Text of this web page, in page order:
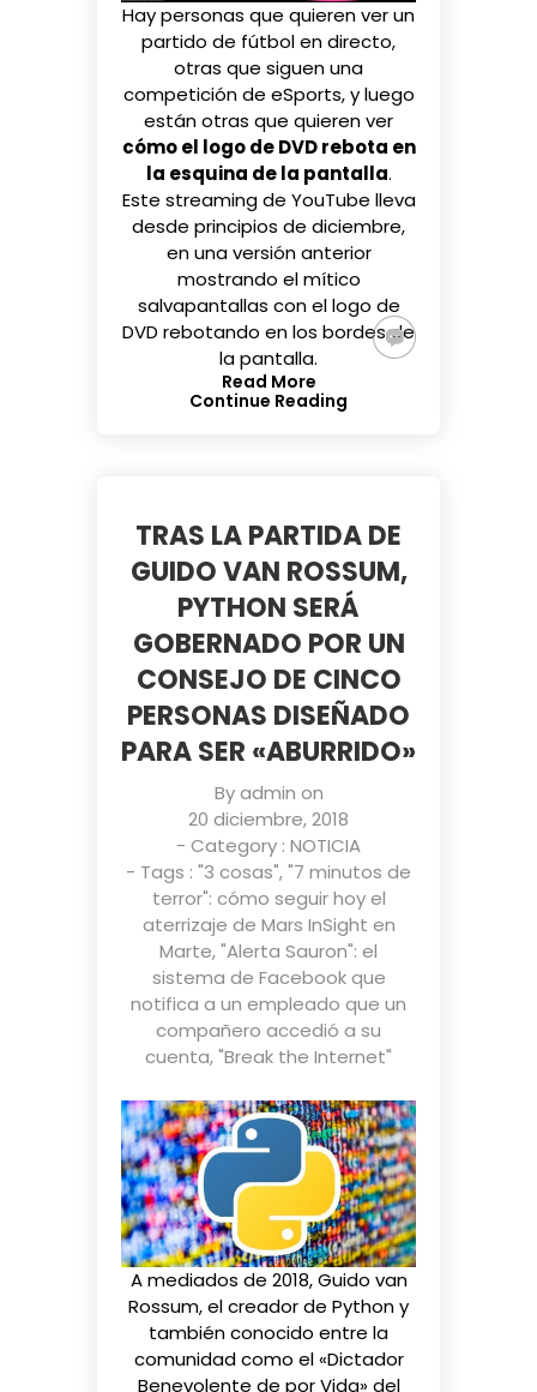
Hay personas que quieren ver un
partido de fútbol en directo,
otras que siguen una
competición de eSports, y luego
están otras que quieren ver
cómo el logo de DVD rebota en
la esquina de la pantalla.
Este streaming de YouTube lleva
desde principios de diciembre,
en unaversión anterior
mostrando el mítico
salvapantallas con el logo de
DVD rebotando en los bordes de
la pantalla.
Read More
Continue Reading
TRAS LA PARTIDA DE
GUIDO VAN ROSSUM,
PYTHON SERÁ
GOBERNADO POR UN
CONSEJO DE CINCO
PERSONAS DISEÑADO
PARA SER «ABURRIDO»
Byadmin on
20 diciembre, 2018
- Category : NOTICIA
- Tags : "3 cosas","7 minutos de
terror": cómo seguir hoy el
aterrizaje de Mars InSight en
Marte,"Alerta Sauron": el
sistema de Facebook que
notifica a un empleado que un
compañero accedió a su
cuenta,"Break the Internet"
A mediados de 2018, Guido van
Rossum, el creador de Python y
también conocido entre la
comunidad como el «Dictador
Benevolente de por Vida» del